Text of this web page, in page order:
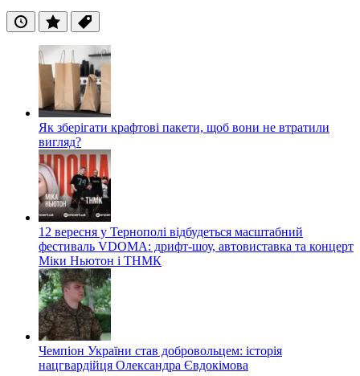
ОстанніПопулярні
Теги
Як зберігати крафтові пакети, щоб вони не втратили
вигляд?
12 вересня у Тернополі відбудеться масштабний
фестиваль VDOMA: дрифт-шоу, автовиставка та концерт
Міки Ньютон і ТНМК
Чемпіон України став добровольцем: історія
нацгвардійця Олександра Євдокімова